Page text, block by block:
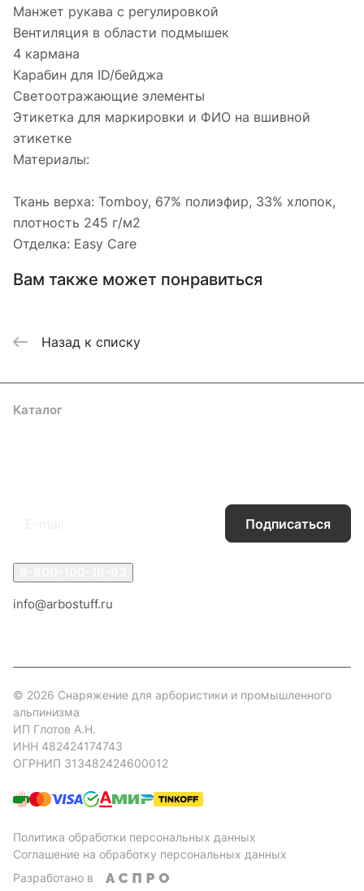
Манжет рукава с регулировкой
Вентиляция в области подмышек
4 кармана
Карабин для ID/бейджа
Светоотражающие элементы
Этикетка для маркировки и ФИО на вшивной
этикетке
Материалы:
Ткань верха: Tomboy, 67% полиэфир, 33% хлопок,
плотность 245 г/м2
Отделка: Easy Care
Вам также может понравиться
Назад к списку
Каталог
Подписаться
info@arbostuff.ru
© 2026 Снаряжение для арбористики и промышленного
альпинизма
ИП Глотов А.Н.
ИНН 482424174743
ОГРНИП 313482424600012
Политика обработки персональных данных
Соглашение на обработку персональных данных
Разработано в